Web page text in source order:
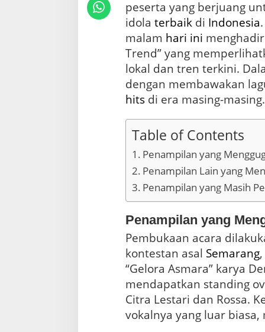
I
n
d
n
e
s
i
a
d
l
2
0
2
6
,
P
r
d
i
t
a
T
peserta yang berjuang
idola terbaikdi Indonesia
malam hari ini
Trend” yang
lokal dan tren terkini.
dengan membawakan
hitsdi era masing-masing.
Table of Contents
Penampilan yang
Penampilan Lain yang
Penampilan yang Masih
Penampilan yang
Pembukaan acara
kontestan asal Semarang
“Gelora Asmara” karya
mendapatkan standing
Citra Lestari dan Rossa.
vokalnya yang luar